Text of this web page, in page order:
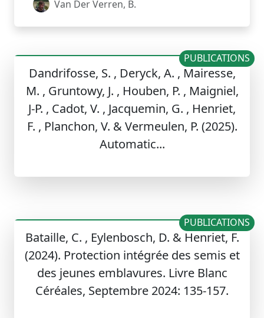
Van Der Verren, B.
Dandrifosse, S. , Deryck, A. , Mairesse,
M. , Gruntowy, J. , Houben, P. , Maigniel,
J-P. , Cadot, V. , Jacquemin, G. , Henriet,
F. , Planchon, V. & Vermeulen, P. (2025).
Automatic...
PUBLICATIONS
Bataille, C. , Eylenbosch, D. & Henriet, F.
(2024). Protection intégrée des semis et
des jeunes emblavures. Livre Blanc
Céréales, Septembre 2024: 135-157.
PUBLICATIONS